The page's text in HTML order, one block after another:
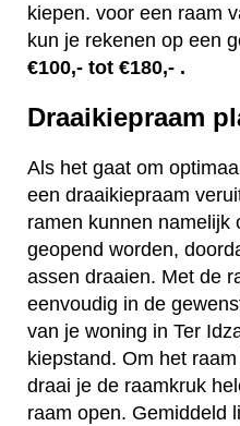
kiepen. voor een raam
kun je rekenen op een
€100,- tot €180,- .
Draaikiepraam
Als het gaat om
een draaikiepraam
ramen kunnen namelijk
geopend worden,
assen draaien. Met de
eenvoudig in de
van je woning in Ter
kiepstand. Om het
draai je de raamkruk
raam open. Gemiddeld